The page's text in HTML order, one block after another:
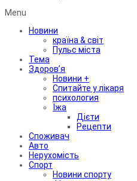
Menu
Новини
країна & світ
Пульс міста
Тема
Здоров’я
Новини +
Спитайте у лікаря
психология
Їжа
Дієти
Рецепти
Споживач
Авто
Нерухомість
Спорт
Новини спорту